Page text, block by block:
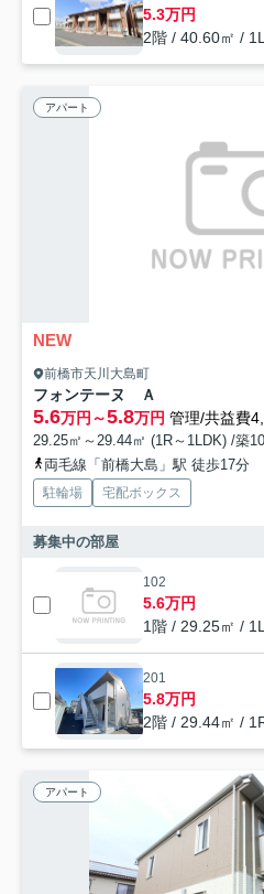
5.3万円
2階 / 40.60㎡ /
アパート
NEW
前橋市天川大島町
フォンテーヌ Ａ
5.6万円～5.8万円 管理/共益費
29.25㎡～29.44㎡ (1R～1LDK) /築
両毛線「前橋大島」駅 徒歩17分
駐輪場 宅配ボックス
募集中の部屋
102
5.6万円
1階 / 29.25㎡ /
201
5.8万円
2階 / 29.44㎡ /
アパート